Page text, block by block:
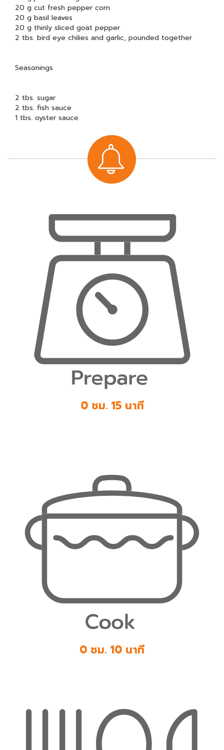
20 g cut fresh pepper corn
20 g basil leaves
20 g thinly sliced goat pepper
2 tbs. bird eye chilies and garlic, pounded together
Seasonings
2 tbs. sugar
2 tbs. fish sauce
1 tbs. oyster sauce
0 ชม. 15 นาที
0 ชม. 10 นาที